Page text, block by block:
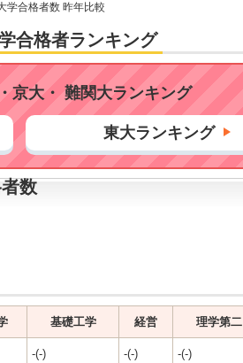
学合格者数 昨年比較
合格者ランキング
京大・ 難関大ランキング
東大ランキング
数
基礎工学 経営
理学第二
-(-) -(-) -(-)